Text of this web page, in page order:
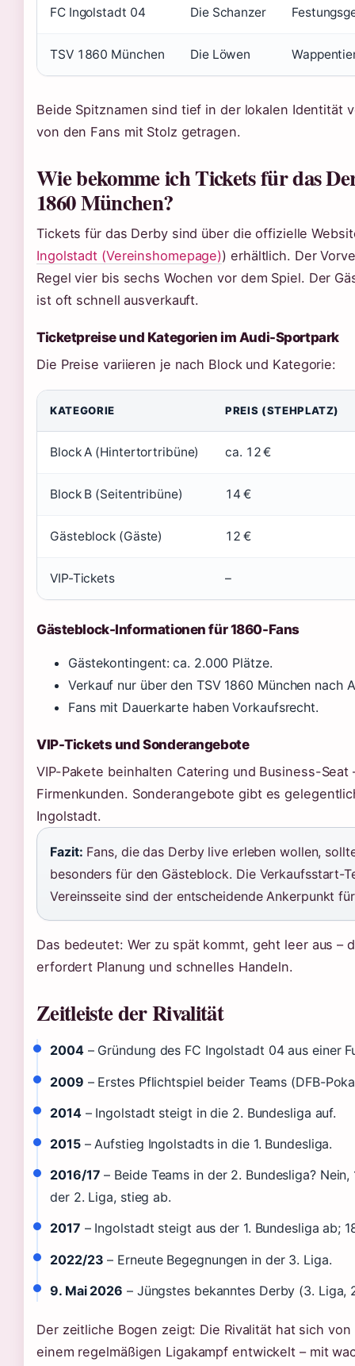
FC Ingolstadt 04 Die Schanzer
TSV 1860 München Die Löwen
Beide Spitznamen sind tief in der lokalen Identität
von den Fans mit Stolz getragen.
Wie bekomme ich Tickets für das
1860 München?
Tickets für das Derby sind über die offizielle
Ingolstadt (Vereinshomepage)) erhältlich. Der
Regel vier bis sechs Wochen vor dem Spiel. Der
ist oft schnell ausverkauft.
Ticketpreise und Kategorien im Audi-Sportpark
Die Preise variieren je nach Block und Kategorie:
KATEGORIE PREIS (STEHPLATZ)
Block A (Hintertortribüne) ca. 12 €
Block B (Seitentribüne) 14 €
Gästeblock (Gäste) 12 €
VIP-Tickets –
Gästeblock-Informationen für 1860-Fans
Gästekontingent: ca. 2.000 Plätze.
Verkauf nur über den TSV 1860 München nach
Fans mit Dauerkarte haben Vorkaufsrecht.
VIP-Tickets und Sonderangebote
VIP-Pakete beinhalten Catering und Business-Seat
Firmenkunden. Sonderangebote gibt es
Ingolstadt.
Fazit: Fans, die das Derby live erleben wollen,
besonders für den Gästeblock. Die Verkaufsstart-
Vereinsseite sind der entscheidende Ankerpunkt
Das bedeutet: Wer zu spät kommt, geht leer aus –
erfordert Planung und schnelles Handeln.
Zeitleiste der Rivalität
2004– Gründung des FC Ingolstadt 04 aus einer
2009 – Erstes Pflichtspiel beider Teams (DFB-
2014– Ingolstadt steigt in die 2. Bundesliga auf.
2015– Aufstieg Ingolstadts in die 1. Bundesliga.
2016/17 – Beide Teams in der 2. Bundesliga?
der 2. Liga, stieg ab.
2017 – Ingolstadt steigt aus der 1. Bundesliga ab;
2022/23 – Erneute Begegnungen in der 3. Liga.
9. Mai 2026 – Jüngstes bekanntes Derby (3. Liga,
Der zeitliche Bogen zeigt: Die Rivalität hat sich von
einem regelmäßigen Ligakampf entwickelt – mit